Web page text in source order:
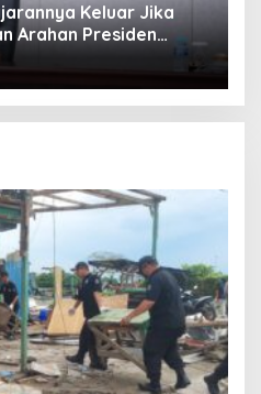
Keluar Jika
Arahan Presiden